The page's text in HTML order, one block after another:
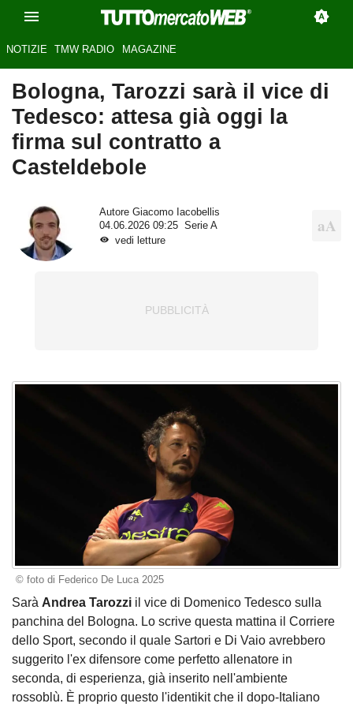
NOTIZIE TMW RADIO MAGAZINE
Bologna, Tarozzi sarà il vice di
Tedesco: attesa già oggi la
firma sul contratto a
Casteldebole
Autore Giacomo Iacobellis
04.06.2026 09:25
Serie A
vedi letture
© foto di Federico De Luca 2025
Sarà Andrea Tarozzi il vice di Domenico Tedesco sulla
panchina del Bologna. Lo scrive questa mattina il Corriere
dello Sport, secondo il quale Sartori e Di Vaio avrebbero
suggerito l'ex difensore come perfetto allenatore in
seconda, di esperienza, già inserito nell'ambiente
rossoblù. È proprio questo l'identikit che il dopo-Italiano